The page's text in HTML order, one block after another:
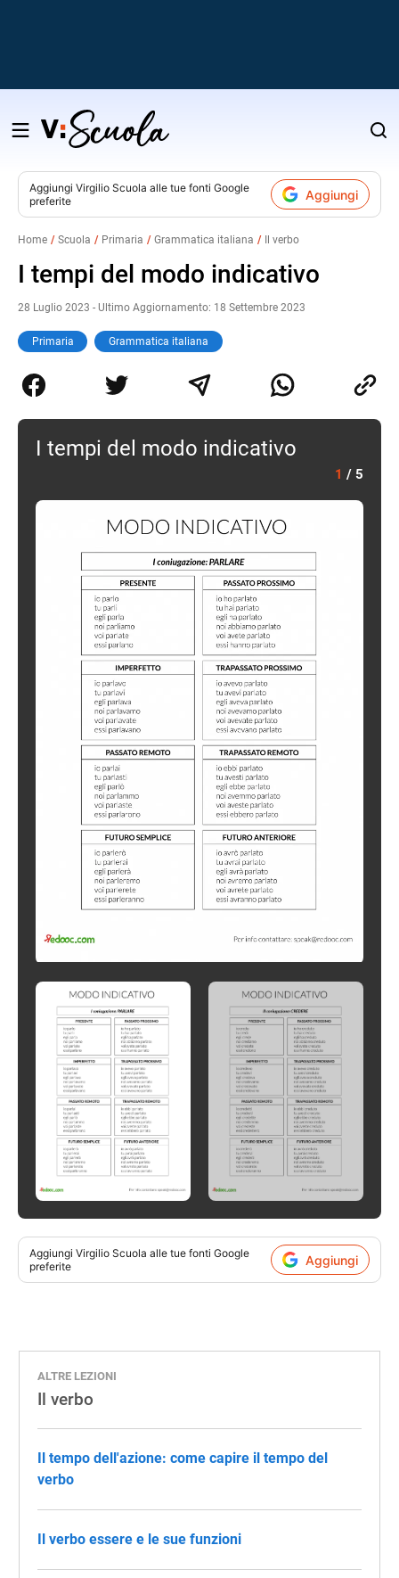
Salta
contenuto
Aggiungi Virgilio Scuola alle tue fonti Google
preferite
Aggiungi
Home Scuola Primaria Grammatica italiana Il verbo
I tempi del modo indicativo
28 Luglio 2023 - Ultimo Aggiornamento: 18 Settembre 2023
Primaria Grammatica italiana
I tempi del modo indicativo
1 / 5
Aggiungi Virgilio Scuola alle tue fonti Google
preferite
Aggiungi
ALTRE LEZIONI
Il verbo
Il tempo dell'azione: come capire il tempo del
verbo
Il verbo essere e le sue funzioni